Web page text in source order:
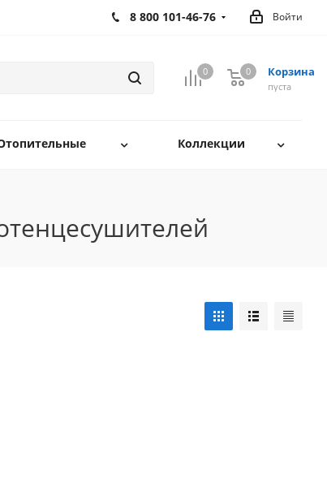
Войти
8 800 101-46-76
0 Корзина
0
пуста
0
Коллекции